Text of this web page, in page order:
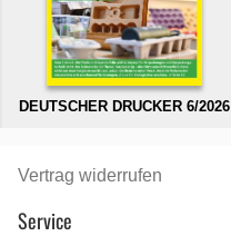
DEUTSCHER DRUCKER 6/2026
Vertrag widerrufen
Service